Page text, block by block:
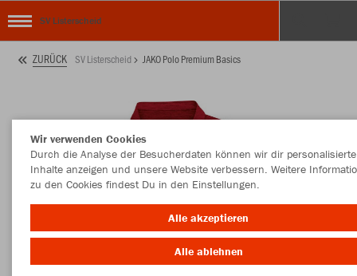
SV Listerscheid
ZURÜCK SV Listerscheid JAKO Polo Premium Basics
Wir verwenden Cookies
Durch die Analyse der Besucherdaten können wir dir personalisierte
Inhalte anzeigen und unsere Website verbessern. Weitere
zu den Cookies findest Du in den Einstellungen.
Alle akzeptieren
Alle ablehnen